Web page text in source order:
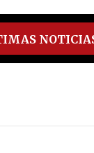
youtube
spotify